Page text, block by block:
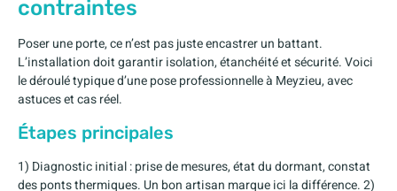
contraintes
Poser une porte, ce n’est pas juste encastrer un battant.
L’installation doit garantir isolation, étanchéité et sécurité. Voici
le déroulé typique d’une pose professionnelle à Meyzieu, avec
astuces et cas réel.
Étapes principales
1) Diagnostic initial : prise de mesures, état du dormant, constat
des ponts thermiques. Un bon artisan marque ici la différence. 2)